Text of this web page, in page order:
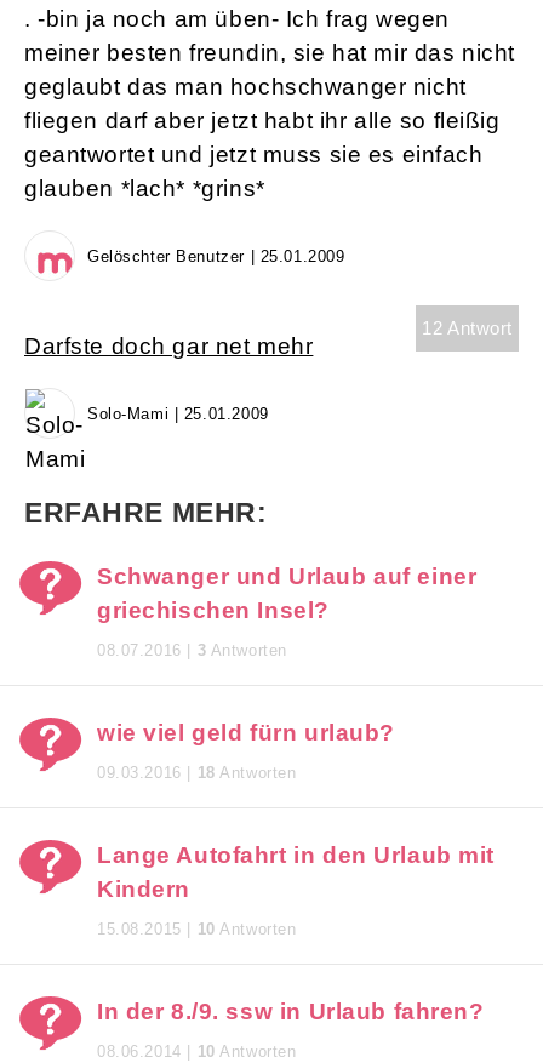
. -bin ja noch am üben- Ich frag wegen
meiner besten freundin, sie hat mir das nicht
geglaubt das man hochschwanger nicht
fliegen darf aber jetzt habt ihr alle so fleißig
geantwortet und jetzt muss sie es einfach
glauben *lach* *grins*
Gelöschter Benutzer | 25.01.2009
12 Antwort
Darfste doch gar net mehr
Solo-Mami | 25.01.2009
ERFAHRE MEHR:
Schwanger und Urlaub auf einer
griechischen Insel?
08.07.2016 | 3 Antworten
wie viel geld fürn urlaub?
09.03.2016 | 18 Antworten
Lange Autofahrt in den Urlaub mit
Kindern
15.08.2015 | 10 Antworten
In der 8./9. ssw in Urlaub fahren?
08.06.2014 | 10 Antworten